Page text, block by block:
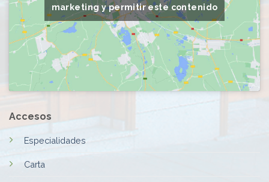
marketing y permitir este contenido
Accesos
Especialidades
Carta